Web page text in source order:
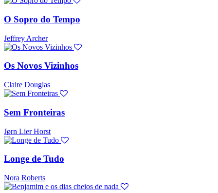
O Sopro do Tempo
Jeffrey Archer
Os Novos Vizinhos
Claire Douglas
Sem Fronteiras
Jørn Lier Horst
Longe de Tudo
Nora Roberts